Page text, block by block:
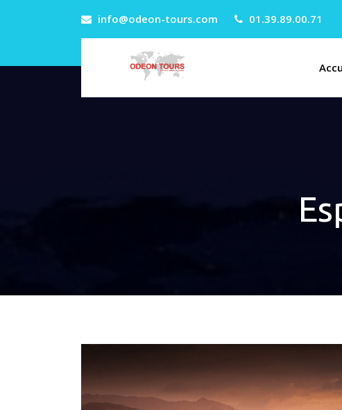
info@odeon-tours.com 01.39.89.00.71